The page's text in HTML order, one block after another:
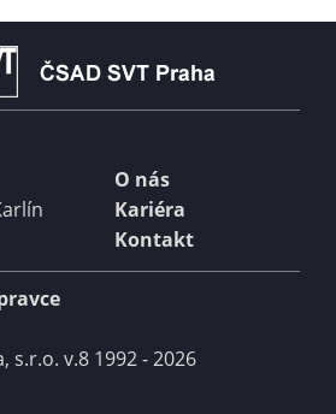
O nás
Kariéra
Kontakt
s.r.o. v.8 1992 - 2026